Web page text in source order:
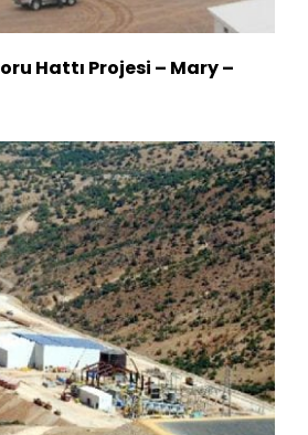
Hattı Projesi – Mary –